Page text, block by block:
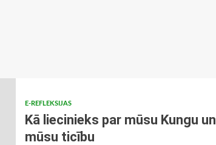
E-REFLEKSIJAS
Kā liecinieks par mūsu Kungu un
mūsu ticību